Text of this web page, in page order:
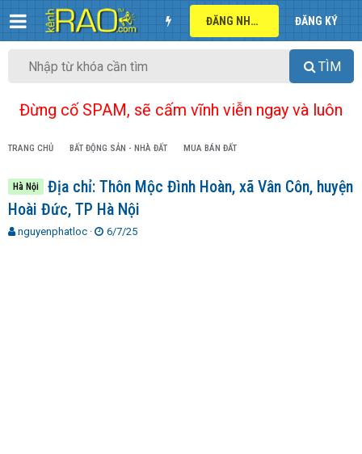
ĐĂNG NHẬP ĐĂNG KÝ
TÌM
Đừng cố SPAM, sẽ cấm vĩnh viễn ngay và luôn
TRANG CHỦ BẤT ĐỘNG SẢN - NHÀ ĐẤT MUA BÁN ĐẤT
Hà Nội
Địa chỉ: Thôn Mộc Đình Hoàn, xã Vân Côn, huyện
Hoài Đức, TP Hà Nội
T
nguyenphatloc
N
6/7/25